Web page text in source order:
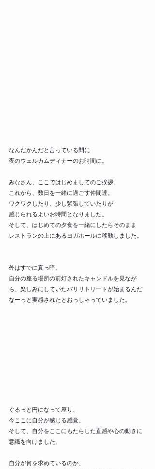
なんだかんだと言っている間に
夜のウェルカムディナーのお時間に。
みなさん、ここではじめましてのご挨拶。
これから、数日を一緒に過ごす仲間達。
ワクワクしたり、少し緊張していたりが
感じられるよいお時間となりました。
そして、はじめての夕食を一緒にしたらそのまま
レストランの上にあるヨガホールに移動しました。
外はすでに真っ暗。
自分の座る場所の前灯されたキャンドルを見なが
ら、楽しみにしていたバリリトリートが始まるんだ
なーっと実感されたとおっしゃっていました。
ぐるっと円になって座り、
今ここに自分が感じる感覚。
そして、自分をここにもたらした直感や心の動きに
意識を向けました。
自分が何を求めているのか、